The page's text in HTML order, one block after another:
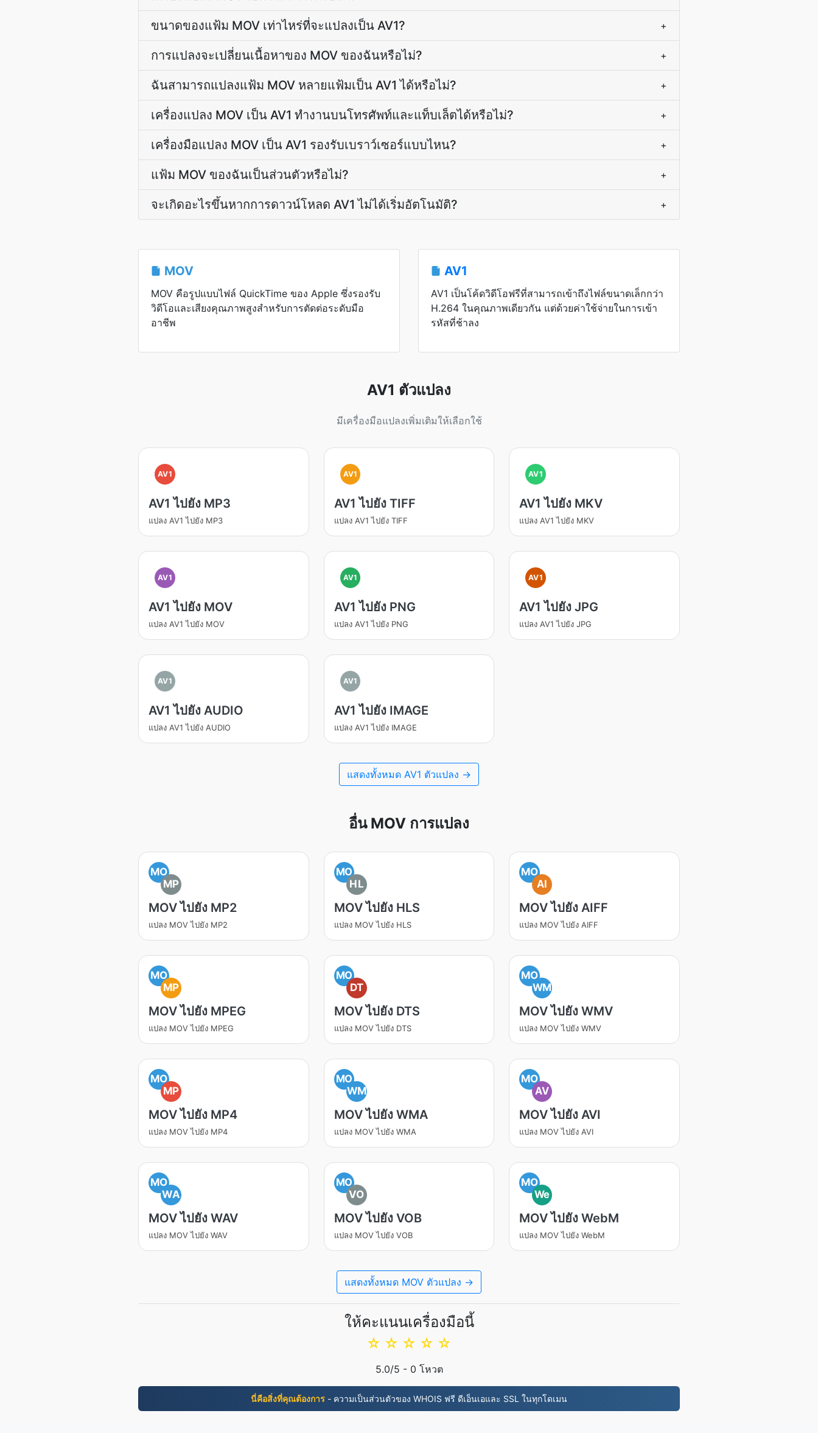
ขนาดของแฟ้ม MOV เท่าไหร่ที่จะแปลงเป็น AV1? +
การแปลงจะเปลี่ยนเนื้อหาของ MOV ของฉันหรือไม่? +
ฉันสามารถแปลงแฟ้ม MOV หลายแฟ้มเป็น AV1 ได้หรือไม่? +
เครื่องแปลง MOV เป็น AV1 ทำงานบนโทรศัพท์และแท็บเล็ตได้หรือไม่? +
เครื่องมือแปลง MOV เป็น AV1 รองรับเบราว์เซอร์แบบไหน? +
แฟ้ม MOV ของฉันเป็นส่วนตัวหรือไม่? +
จะเกิดอะไรขึ้นหากการดาวน์โหลด AV1 ไม่ได้เริ่มอัตโนมัติ? +
MOV
MOV คือรูปแบบไฟล์ QuickTime ของ Apple ซึ่งรองรับ
วิดีโอและเสียงคุณภาพสูงสำหรับการตัดต่อระดับมือ
อาชีพ
AV1
AV1 เป็นโค้ดวิดีโอฟรีที่สามารถเข้าถึงไฟล์ขนาดเล็กกว่า
H.264 ในคุณภาพเดียวกัน แต่ด้วยค่าใช้จ่ายในการเข้า
รหัสที่ช้าลง
AV1 ตัวแปลง
มีเครื่องมือแปลงเพิ่มเติมให้เลือกใช้
AV1
AV1 ไปยัง MP3
แปลง AV1 ไปยัง MP3
AV1
AV1 ไปยัง TIFF
แปลง AV1 ไปยัง TIFF
AV1
AV1 ไปยัง MKV
แปลง AV1 ไปยัง MKV
AV1
AV1 ไปยัง MOV
แปลง AV1 ไปยัง MOV
AV1
AV1 ไปยัง PNG
แปลง AV1 ไปยัง PNG
AV1
AV1 ไปยัง JPG
แปลง AV1 ไปยัง JPG
AV1
AV1 ไปยัง AUDIO
แปลง AV1 ไปยัง AUDIO
AV1
AV1 ไปยัง IMAGE
แปลง AV1 ไปยัง IMAGE
แสดงทั้งหมด AV1 ตัวแปลง →
อื่น MOV การแปลง
MO
MP
MOV ไปยัง MP2
แปลง MOV ไปยัง MP2
MO
HL
MOV ไปยัง HLS
แปลง MOV ไปยัง HLS
MO
AI
MOV ไปยัง AIFF
แปลง MOV ไปยัง AIFF
MO
MP
MOV ไปยัง MPEG
แปลง MOV ไปยัง MPEG
MO
DT
MOV ไปยัง DTS
แปลง MOV ไปยัง DTS
MO
WM
MOV ไปยัง WMV
แปลง MOV ไปยัง WMV
MO
MP
MOV ไปยัง MP4
แปลง MOV ไปยัง MP4
MO
WM
MOV ไปยัง WMA
แปลง MOV ไปยัง WMA
MO
AV
MOV ไปยัง AVI
แปลง MOV ไปยัง AVI
MO
WA
MOV ไปยัง WAV
แปลง MOV ไปยัง WAV
MO
VO
MOV ไปยัง VOB
แปลง MOV ไปยัง VOB
MO
We
MOV ไปยัง WebM
แปลง MOV ไปยัง WebM
แสดงทั้งหมด MOV ตัวแปลง →
ให้คะแนนเครื่องมือนี้
☆
☆
☆
☆
☆
5.0/5 - 0 โหวต
นี่คือสิ่งที่คุณต้องการ - ความเป็นส่วนตัวของ WHOIS ฟรี ดีเอ็นเอและ SSL ในทุกโดเมน